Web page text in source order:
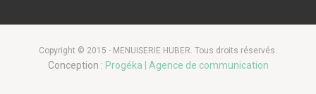
Copyright © 2015 - MENUISERIE HUBER. Tous droits réservés.
Conception : Progéka | Agence de communication